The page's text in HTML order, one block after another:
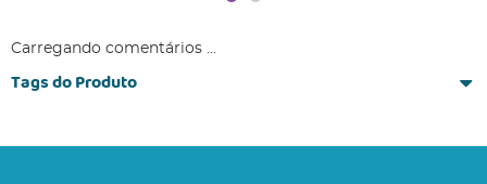
Carregando comentários ...
Tags do Produto